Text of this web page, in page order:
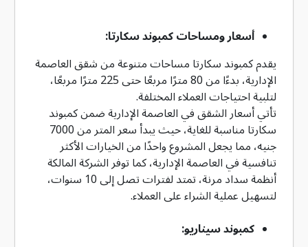
أسعار ومساحات كمبوند سكارتا:
يقدم كمبوند سكارتا مساحات متنوعة من شقق العاصمة
الإدارية، بدءًا من 80 مترًا مربعًا حتى 225 مترًا مربعًا،
لتلبية احتياجات العملاء المختلفة.
تأتي أسعار الشقق في العاصمة الإدارية ضمن كمبوند
سكارتا مناسبة للغاية، حيث يبدأ سعر المتر من 7000
جنيه، مما يجعل المشروع واحدًا من الخيارات الأكثر
تنافسية في العاصمة الإدارية، كما توفر الشركة المالكة
أنظمة سداد مرنة، تمتد لفترات تصل إلى 10 سنوات،
لتسهيل عملية الشراء على العملاء.
كمبوند سيناريو: